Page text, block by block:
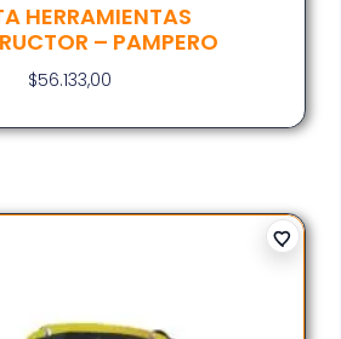
HERRAMIENTAS
– PAMPERO
$56.133,00